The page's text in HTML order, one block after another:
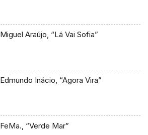
Miguel Araújo, “Lá Vai Sofia”
Edmundo Inácio, “Agora Vira”
FeMa., “Verde Mar”